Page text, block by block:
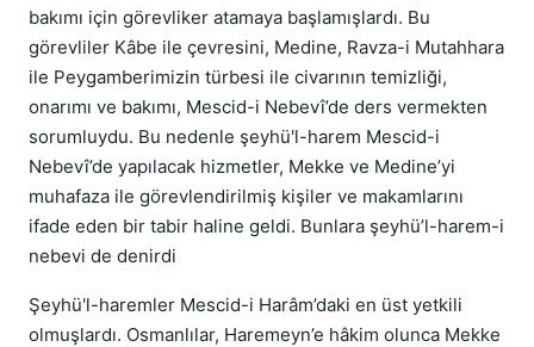
bakımı için görevliker atamaya başlamışlardı. Bu
görevliler Kâbe ile çevresini, Medine, Ravza-i Mutahhara
ile Peygamberimizin türbesi ile civarının temizliği,
onarımı ve bakımı, Mescid-i Nebevî’de ders vermekten
sorumluydu. Bu nedenle şeyhü'l-harem Mescid-i
Nebevî’de yapılacak hizmetler, Mekke ve Medine’yi
muhafaza ile görevlendirilmiş kişiler ve makamlarını
ifade eden bir tabir haline geldi. Bunlara şeyhü’l-harem-i
nebevi de denirdi
Şeyhü'l-haremler Mescid-i Harâm’daki en üst yetkili
olmuşlardı. Osmanlılar, Haremeyn’e hâkim olunca Mekke